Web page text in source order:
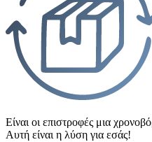
Είναι οι επιστροφές μια
Αυτή είναι η λύση για εσάς!